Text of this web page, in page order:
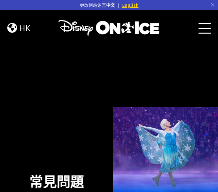
更改网站语言中文 | English
常
見 HK
常見問題